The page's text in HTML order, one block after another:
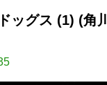
ッグス (1) (角